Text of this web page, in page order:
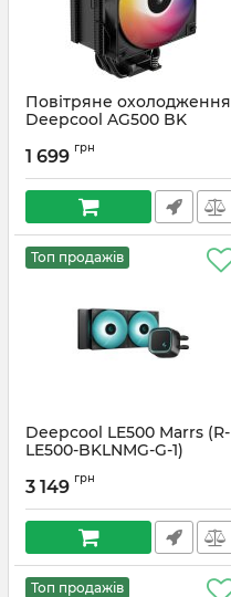
Повітряне охолодження
Deepcool AG500 BK
BKAMMN-GJD)
Артикул: #6242
1 699 грн
Топ продажів
Deepcool LE500 Marrs (R-
LE500-BKLNMG-G-1)
3 149 грн
Топ продажів